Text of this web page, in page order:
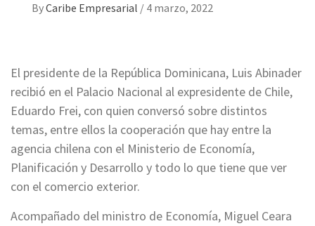
ByCaribe Empresarial / 4 marzo, 2022
El presidente de la República Dominicana, Luis Abinader
recibió en el Palacio Nacional al expresidente de Chile,
Eduardo Frei, con quien conversó sobre distintos
temas, entre ellos la cooperación que hay entre la
agencia chilena con el Ministerio de Economía,
Planificación y Desarrollo y todo lo que tiene que ver
con el comercio exterior.
Acompañado del ministro de Economía, Miguel Ceara